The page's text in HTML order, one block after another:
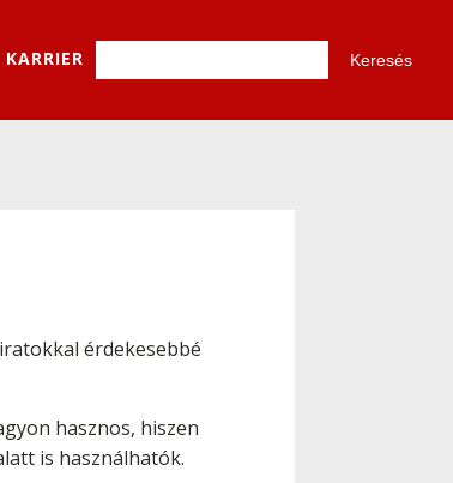
KARRIER
érdekesebbé
hasznos, hiszen
is használhatók.